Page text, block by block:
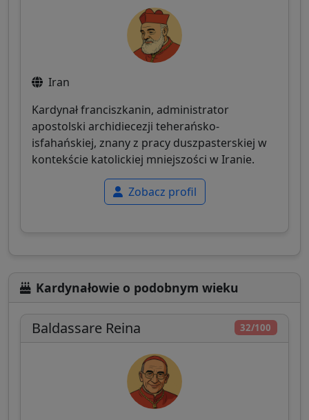
Iran
Kardynał franciszkanin, administrator
apostolski archidiecezji teherańsko-
isfahańskiej, znany z pracy duszpasterskiej w
kontekście katolickiej mniejszości w Iranie.
Zobacz profil
Kardynałowie o podobnym wieku
32/100
Baldassare Reina